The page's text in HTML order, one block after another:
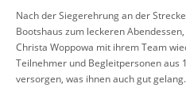
Nach der Siegerehrung an der
Bootshaus zum leckeren
Christa Woppowa mit ihrem Team
Teilnehmer und Begleitpersonen aus
versorgen, was ihnen auch gut gelang.